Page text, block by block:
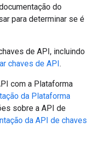
do
para determinar se é
de API, incluindo
chaves de API.
com a Plataforma
da Plataforma
sobre a API de
da API de chaves